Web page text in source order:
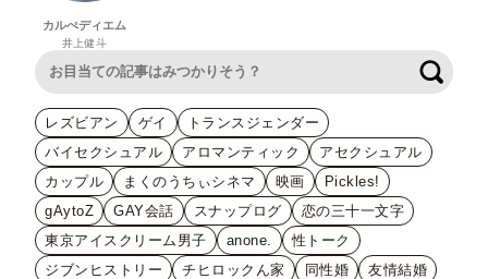
カルぺディエム
井上健斗
レズビアン ゲイ
トランスジェンダー
バイセクシュアル
アロマンティック
アセクシュアル
カップル
まくのうちぃシネマ 映画
Pickles!
gAytoZ
GAY会話 スナップログ
恋の三十一文字
東京アイスクリーム男子
anone.
性トーク
ジブンヒストリー
チヒロックん家 同性婚
友情結婚